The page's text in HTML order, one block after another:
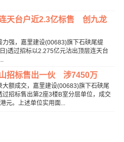
天台户近2.3亿标售 创九龙
力强，嘉里建设(00683)旗下石硖尾缇
)透过招标以2.275亿元沽出顶层连天台
招标售出一伙 涉7450万
大额成交，嘉里建设(00683)旗下石硖尾
过招标售出第2座3楼B室分层单位，成交
元。上述单位实用面...